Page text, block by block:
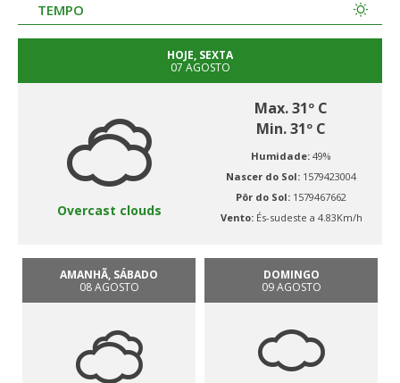
TEMPO
HOJE, SEXTA
07 AGOSTO
Overcast clouds
Max. 31º C
Min. 31º C
Humidade: 49%
Nascer do Sol: 1579423004
Pôr do Sol: 1579467662
Vento: És-sudeste a 4.83Km/h
AMANHÃ, SÁBADO
08 AGOSTO
DOMINGO
09 AGOSTO